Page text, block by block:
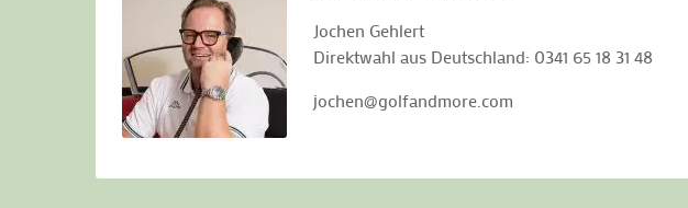
Jochen Gehlert
Direktwahl aus Deutschland: 0341 65 18 31 48
jochen@golfandmore.com